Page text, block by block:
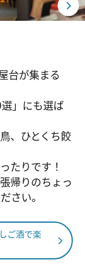
台が集まる
」にも選ば
、ひとくち餃
たりです！
帰りのちょっ
さい。
ご酒で楽